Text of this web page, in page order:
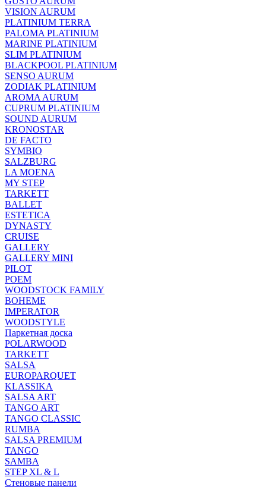
VISION AURUM
PLATINIUM TERRA
PALOMA PLATINIUM
MARINE PLATINIUM
SLIM PLATINIUM
BLACKPOOL PLATINIUM
SENSO AURUM
ZODIAK PLATINIUM
AROMA AURUM
CUPRUM PLATINIUM
SOUND AURUM
KRONOSTAR
DE FACTO
SYMBIO
SALZBURG
LA MOENA
MY STEP
TARKETT
BALLET
ESTETICA
DYNASTY
CRUISE
GALLERY
GALLERY MINI
PILOT
POEM
WOODSTOCK FAMILY
BOHEME
IMPERATOR
WOODSTYLE
Паркетная доска
POLARWOOD
TARKETT
SALSA
EUROPARQUET
KLASSIKA
SALSA ART
TANGO ART
TANGO CLASSIC
RUMBA
SALSA PREMIUM
TANGO
SAMBA
STEP XL & L
Стеновые панели